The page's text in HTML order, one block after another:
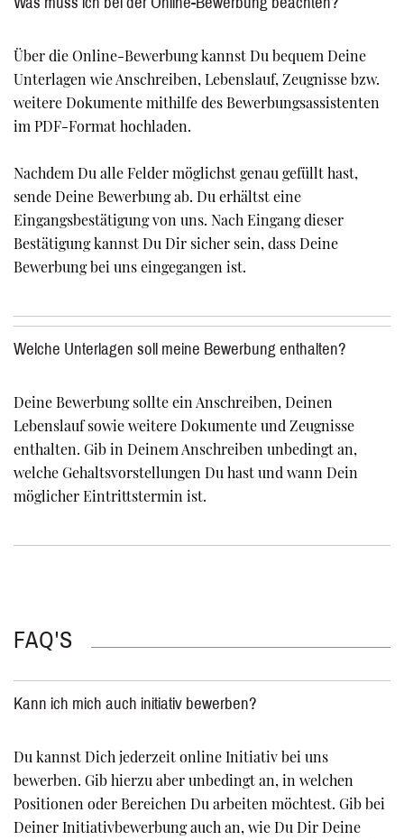
Über die Online-Bewerbung kannst Du bequem Deine
Unterlagen wie Anschreiben, Lebenslauf, Zeugnisse bzw.
weitere Dokumente mithilfe des Bewerbungsassistenten
im PDF-Format hochladen.
Nachdem Du alle Felder möglichst genau gefüllt hast,
sende Deine Bewerbung ab. Du erhältst eine
Eingangsbestätigung von uns. Nach Eingang dieser
Bestätigung kannst Du Dir sicher sein, dass Deine
Bewerbung bei uns eingegangen ist.
Welche Unterlagen soll meine Bewerbung enthalten?
Deine Bewerbung sollte ein Anschreiben, Deinen
Lebenslauf sowie weitere Dokumente und Zeugnisse
enthalten. Gib in Deinem Anschreiben unbedingt an,
welche Gehaltsvorstellungen Du hast und wann Dein
möglicher Eintrittstermin ist.
FAQ'S
Kann ich mich auch initiativ bewerben?
Du kannst Dich jederzeit online Initiativ bei uns
bewerben. Gib hierzu aber unbedingt an, in welchen
Positionen oder Bereichen Du arbeiten möchtest. Gib bei
Deiner Initiativbewerbung auch an, wie Du Dir Deine